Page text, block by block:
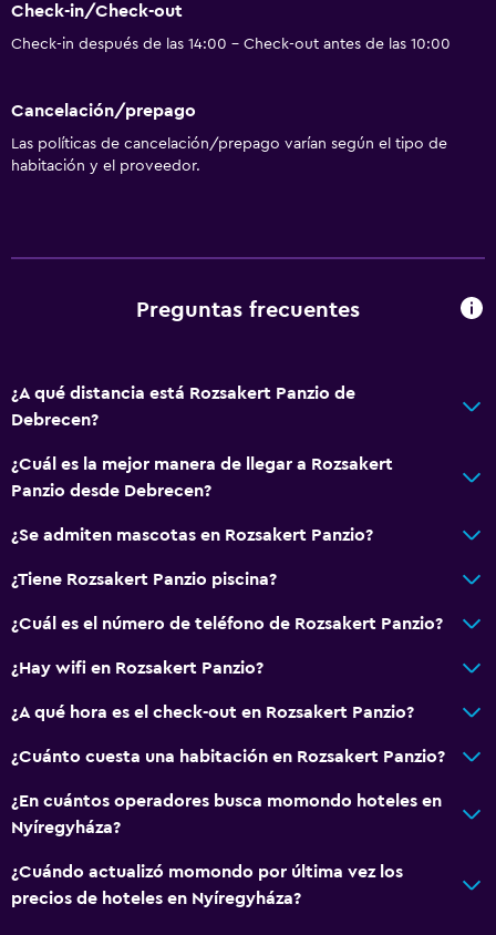
Almohada sin plumas
Almohada hipoalergénica
Baño
Tina de baño
General
Habitaciones familiares
Casilleros
Vista al jardín
Piso de parquet o madera noble
Salud y seguridad
Cámaras CCTV en el exterior
Botiquín de primeros auxilios
Cámaras CCTV en zonas comunes
Servicios y facilidades
Check-out exprés
Check-in/Check-out
Check-in después de las 14:00 - Check-out antes de las 10:00
Cancelación/prepago
Las políticas de cancelación/prepago varían según el tipo de
habitación y el proveedor.
Preguntas frecuentes
¿A qué distancia está Rozsakert Panzio de
Debrecen?
¿Cuál es la mejor manera de llegar a Rozsakert
Panzio desde Debrecen?
¿Se admiten mascotas en Rozsakert Panzio?
¿Tiene Rozsakert Panzio piscina?
¿Cuál es el número de teléfono de Rozsakert Panzio?
¿Hay wifi en Rozsakert Panzio?
¿A qué hora es el check-out en Rozsakert Panzio?
¿Cuánto cuesta una habitación en Rozsakert Panzio?
¿En cuántos operadores busca momondo hoteles en
Nyíregyháza?
¿Cuándo actualizó momondo por última vez los
precios de hoteles en Nyíregyháza?